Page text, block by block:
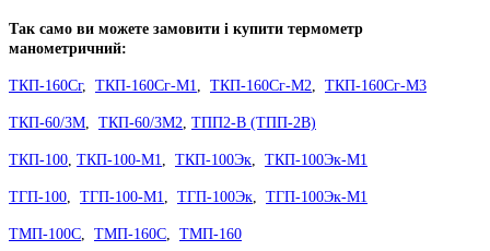
Так само ви можете замовити і купити термометр
манометричний:
ТКП-160Сг, ТКП-160Сг-М1 ТКП-160Сг-М2 ТКП-160Сг-М3
ТКП-60/3М ТКП-60/3М2 ТПП2-В (ТПП-2В)
ТКП-100 ТКП-100-М1 ТКП-100Эк ТКП-100Эк-М1
ТГП-100 ТГП-100-М1 ТГП-100Эк ТГП-100Эк-М1
ТМП-100С ТМП-160С ТМП-160